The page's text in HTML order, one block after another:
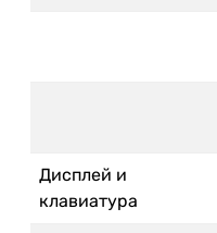
Дисплей и
клавиатура